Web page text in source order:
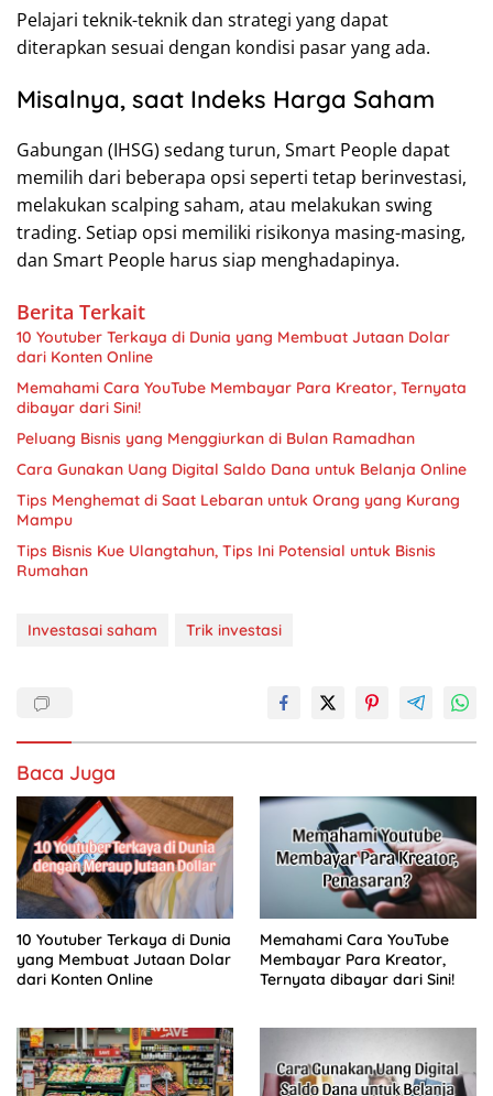
Pelajari teknik-teknik dan strategi yang dapat
diterapkan sesuai dengan kondisi pasar yang ada.
Misalnya, saat Indeks Harga Saham
Gabungan (IHSG) sedang turun, Smart People dapat
memilih dari beberapa opsi seperti tetap berinvestasi,
melakukan scalping saham, atau melakukan swing
trading. Setiap opsi memiliki risikonya masing-masing,
dan Smart People harus siap menghadapinya.
Berita Terkait
10 Youtuber Terkaya di Dunia yang Membuat Jutaan Dolar
dari Konten Online
Memahami Cara YouTube Membayar Para Kreator, Ternyata
dibayar dari Sini!
Peluang Bisnis yang Menggiurkan di Bulan Ramadhan
Cara Gunakan Uang Digital Saldo Dana untuk Belanja Online
Tips Menghemat di Saat Lebaran untuk Orang yang Kurang
Mampu
Tips Bisnis Kue Ulangtahun, Tips Ini Potensial untuk Bisnis
Rumahan
Investasai saham Trik investasi
Baca Juga
10 Youtuber Terkaya di Dunia
yang Membuat Jutaan Dolar
dari Konten Online
Memahami Cara YouTube
Membayar Para Kreator,
Ternyata dibayar dari Sini!